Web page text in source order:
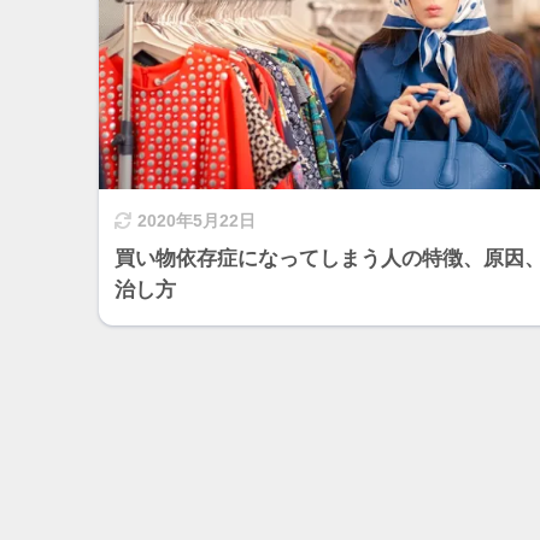
2020年5月22日
買い物依存症になってしまう人の特徴、原因
治し方